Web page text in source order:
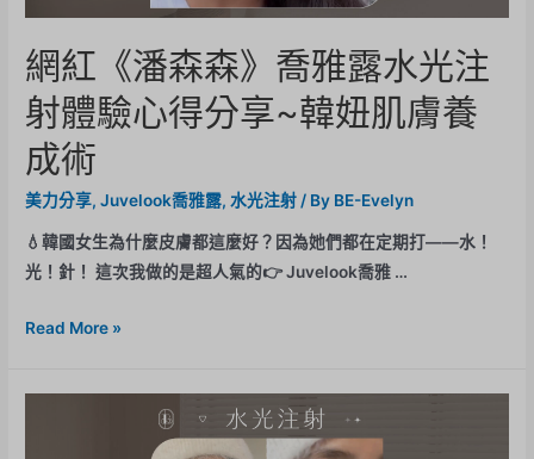
網紅《潘森森》喬雅露水光注
射體驗心得分享~韓妞肌膚養
成術
美力分享,Juvelook喬雅露, 水光注射 / By BE-Evelyn
💧韓國女生為什麼皮膚都這麼好？因為她們都在定期打——水！
光！針！ 這次我做的是超人氣的👉 Juvelook喬雅 …
Read More »